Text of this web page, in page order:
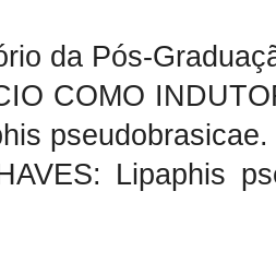
da Pós-
COMO
pseudobrasicae.
Lipaphis